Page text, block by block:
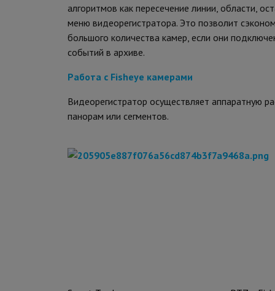
алгоритмов как пересечение линии, области,
меню видеорегистратора. Это позволит
большого количества камер, если они
событий в архиве.
Работа с Fisheye камерами
Видеорегистратор осуществляет аппаратную
панорам или сегментов.